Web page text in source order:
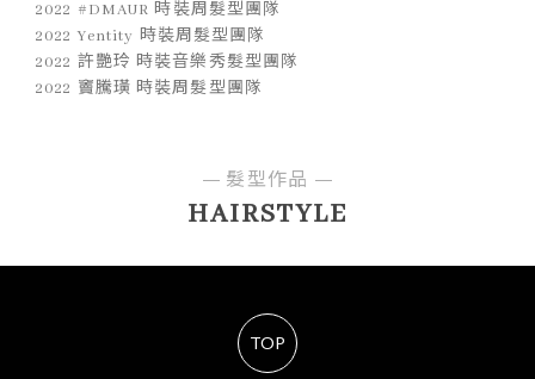
2022 #DMAUR 時裝周髮型團隊
2022 Yentity 時裝周髮型團隊
2022 許艷玲 時裝音樂秀髮型團隊
2022 竇騰璜 時裝周髮型團隊
HAIRSTYLE
髮型作品
TOP